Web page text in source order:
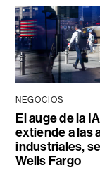
NEGOCIOS
El auge de la
extiende a las
industriales,
Wells Fargo